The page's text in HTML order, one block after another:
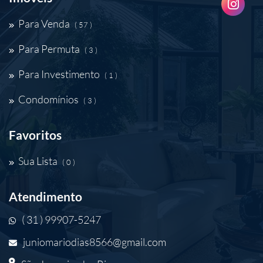
Para Venda ( 57 )
Para Permuta ( 3 )
Para Investimento ( 1 )
Condomínios ( 3 )
Favoritos
Sua Lista ( 0 )
Atendimento
( 31 ) 99907-5247
juniomariodias8566@gmail.com